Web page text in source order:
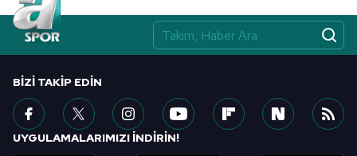
BIZI TAKIP EDIN
UYGULAMALARIMIZI İNDİRİN!